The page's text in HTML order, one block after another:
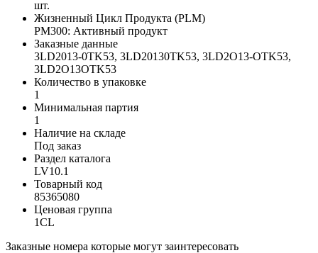
шт.
Жизненный Цикл Продукта (PLM)
PM300: Активный продукт
Заказные данные
3LD2013-0TK53, 3LD20130TK53, 3LD2O13-OTK53,
3LD2O13OTK53
Количество в упаковке
1
Минимальная партия
1
Наличие на складе
Под заказ
Раздел каталога
LV10.1
Товарный код
85365080
Ценовая группа
1CL
Заказные номера которые могут заинтересовать